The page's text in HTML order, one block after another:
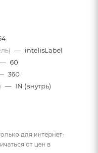
— intelisLabel
— 60
360
— IN (внутрь)
для интернет-
от цен в